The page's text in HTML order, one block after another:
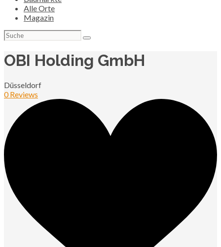
Alle Orte
Magazin
Suchen
nach:
OBI Holding GmbH
Düsseldorf
0 Reviews